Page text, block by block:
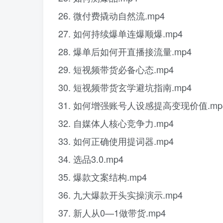
26. 微付费撬动自然流.mp4
27. 如何持续爆单连爆顺爆.mp4
28. 爆单后如何开直播接流量.mp4
29. 短视频带货必备心态.mp4
30. 短视频带货玄学避坑指南.mp4
31. 如何增强账号人设感提高变现价值
32. 自媒体人核心竞争力.mp4
33. 如何正确使用提词器.mp4
34. 选品3.0.mp4
35. 爆款文案结构.mp4
36. 九大爆款开头实操演示.mp4
37. 新人从0—1做带货.mp4